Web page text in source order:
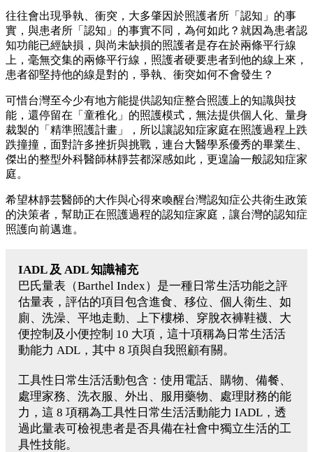
往往會出現爭執、衝突，大多肇因於照護者所「認知」的事
實，與患者所「認知」的事實不同，為何如此？就因為患者認
知功能已經缺損，與尚未缺損的照護者是存在於兩條平行線
上，毫無交集的兩條平行線，照護者硬要患者到他的線上來，
患者卻堅持他的線是對的，爭執、衝突如何不會發生？
可惜台灣至今少有地方能提供認知症整合照護上的知識與技
能，還停留在「童稚化」的照護模式，無法提供個人化、量身
裁製的「精準照護計畫」，所以讓認知症家庭在照護過程上跌
跌撞撞，面對許多挫折與挑戰，連台大醫學系優秀的畢業生、
傑出的整型外科醫師林靜芸都深感如此，更遑論一般認知症家
庭。
希望林靜芸醫師的大作與心得來喚醒台灣認知症公共衛生政策
的決策者，幫助正在照護過程的認知症家庭，讓台灣的認知症
照護向前邁進。
IADL 及 ADL 知識補充
巴氏量表（Barthel Index）是一種日常生活功能之評
估量表，評估的項目包含進食、移位、個人衛生、如
廁、洗澡、平地走動、上下樓梯、穿脫衣褲鞋襪、大
便控制及小便控制 10 大項，這十項稱為日常生活活
動能力 ADL，其中 8 項與自我照顧有關。
工具性日常生活活動包含：使用電話、購物、備餐、
處理家務、洗衣服、外出、服用藥物、處理財務的能
力，這 8 項稱為工具性日常生活活動能力 IADL，透
過此量表可檢視患者是否具備在社會中獨立生活的工
具性技能。